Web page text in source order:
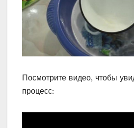
Посмотрите видео, чтобы
процесс: